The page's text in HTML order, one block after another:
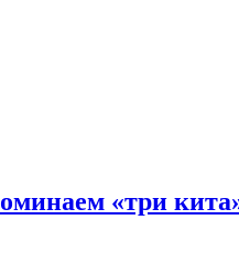
«три